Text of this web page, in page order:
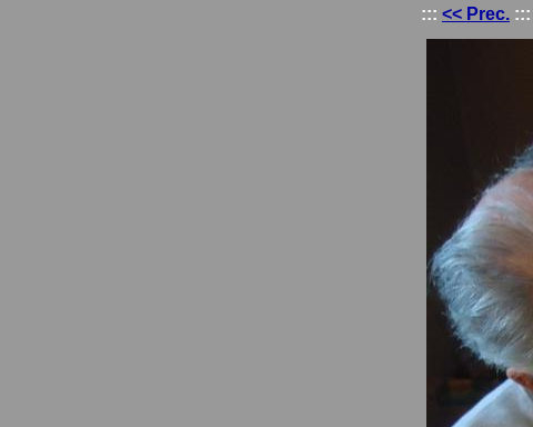
::: << Prec. :::